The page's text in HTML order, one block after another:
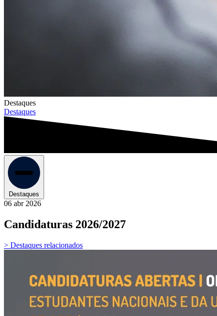
Destaques
Destaques
Destaques
06 abr 2026
Candidaturas 2026/2027
> Destaques relacionados